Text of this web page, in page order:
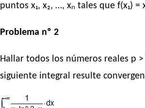
puntos x₁, x₂, …, xₙ tales que f(x₁) =
Problema nº 2
Hallar todos los números reales p
siguiente integral resulte